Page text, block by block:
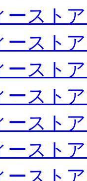
ースト
ースト
ースト
ースト
ースト
ースト
ースト